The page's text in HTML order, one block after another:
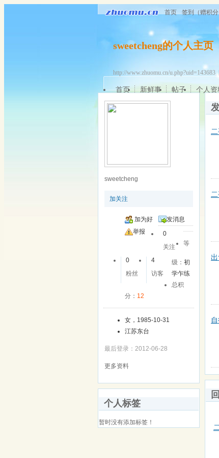
首页 签到（赠积分
sweetcheng的个人主页
http://www.zhuomu.cn/u.php?uid=143683
首页 新鲜事 帖子 个人资
sweetcheng
加关注
加为好
友
发消息
举报
0
关注
0
粉丝
4
访客
等
级：初
学乍练
总积
分： 12
女，1985-10-31
江苏东台
最后登录：2012-06-28
更多资料
个人标签
暂时没有添加标签！